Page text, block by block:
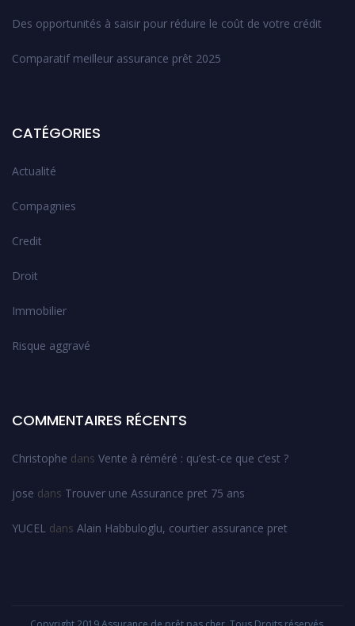
Des opportunités à saisir pour réduire le coût de votre crédit
Comparatif meilleur assurance prêt 2025
CATÉGORIES
Actualité
Compagnies
Credit
Droit
Immobilier
Risque aggravé
COMMENTAIRES RÉCENTS
Christophe dans Vente à réméré : qu’est-ce que c’est ?
jose dans Trouver une Assurance pret 75 ans
YUCEL dans Alain Habbuloglu, courtier assurance pret